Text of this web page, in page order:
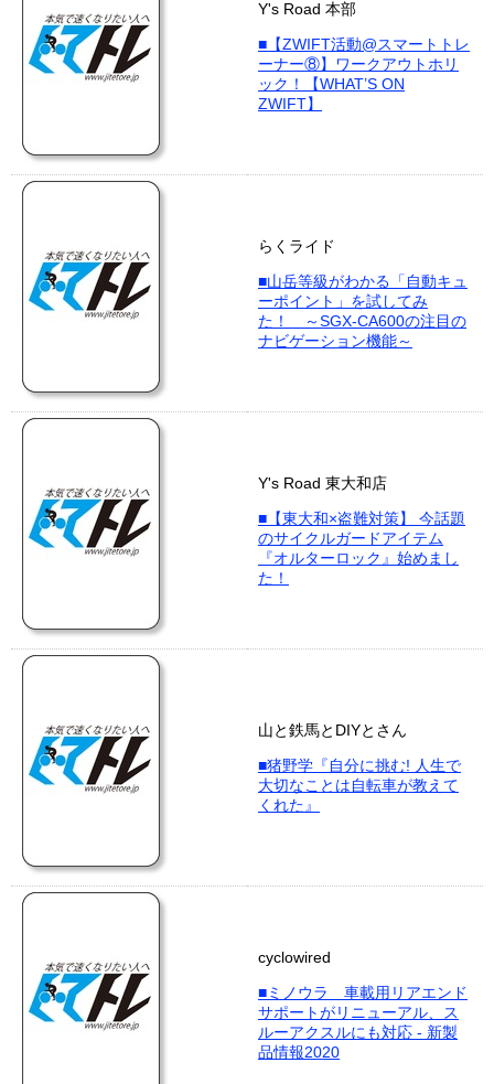
Y's Road 本部
■【ZWIFT活動@スマートトレ
ーナー⑧】ワークアウトホリ
ック！【WHAT’S ON
ZWIFT】
らくライド
■山岳等級がわかる「自動キュ
ーポイント」を試してみ
た！ ～SGX-CA600の注目の
ナビゲーション機能～
Y's Road 東大和店
■【東大和×盗難対策】 今話題
のサイクルガードアイテム
『オルターロック』始めまし
た！
山と鉄馬とDIYとさん
■猪野学『自分に挑む! 人生で
大切なことは自転車が教えて
くれた』
cyclowired
■ミノウラ 車載用リアエンド
サポートがリニューアル、ス
ルーアクスルにも対応 - 新製
品情報2020